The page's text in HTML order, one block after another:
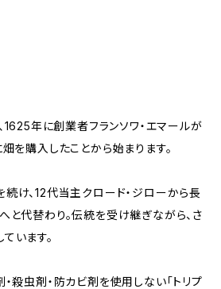
1625年に創業者フランソワ・エマールが
畑を購入したことから始まります。
け、12代当主クロード・ジローから長
と代替わり。伝統を受け継ぎながら、さ
います。
殺虫剤・防カビ剤を使用しない「トリプ